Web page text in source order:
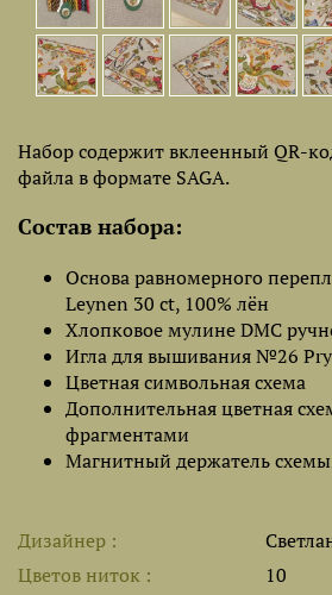
Набор содержит вклеенный QR-
файла в формате SAGA.
Состав набора:
Основа равномерного
Leynen 30 ct, 100% лён
Хлопковое мулине DMC
Игла для вышивания №26
Цветная символьная схема
Дополнительная цветная
фрагментами
Магнитный держатель
Дизайнер
Цветов ниток
10